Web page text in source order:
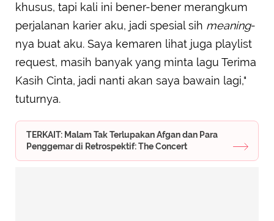
khusus, tapi kali ini bener-bener merangkum
perjalanan karier aku, jadi spesial sih meaning-
nya buat aku. Saya kemaren lihat juga playlist
request, masih banyak yang minta lagu Terima
Kasih Cinta, jadi nanti akan saya bawain lagi,"
tuturnya.
TERKAIT: Malam Tak Terlupakan Afgan dan Para
Penggemar di Retrospektif: The Concert